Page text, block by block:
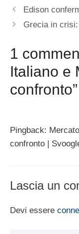
Edison
Grecia in
1
Italiano e
confronto”
Pingback:
confronto |
Lascia un
Devi essere